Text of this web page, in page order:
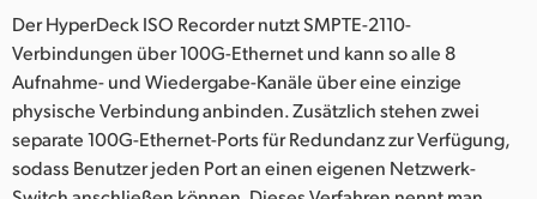
Der HyperDeck ISO Recorder nutzt SMPTE-2110-
Verbindungen über 100G-Ethernet und kann so alle 8
Aufnahme- und Wiedergabe-Kanäle über eine einzige
physische Verbindung anbinden. Zusätzlich stehen zwei
separate 100G-Ethernet-Ports für Redundanz zur Verfügung,
sodass Benutzer jeden Port an einen eigenen Netzwerk-